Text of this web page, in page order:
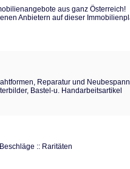
aus ganz Österreich!
Anbietern auf dieser
Reparatur und
Bastel-u. Handarbeitsartikel
:: Raritäten